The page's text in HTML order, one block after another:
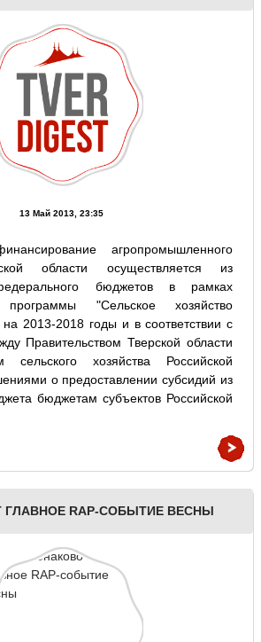
13 Май 2013, 23:35
агропромышленного
области осуществляется из
бюджетов в рамках
программы "Сельское хозяйство
на 2013-2018 годы и в соответствии с
Правительством Тверской области
сельского хозяйства Российской
о предоставлении субсидий из
бюджетам субъектов Российской
RAP-СОБЫТИЕ ВЕСНЫ